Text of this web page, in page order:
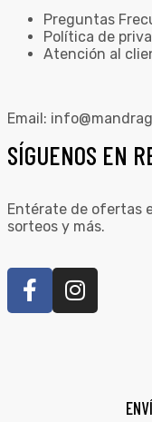
Preguntas
Política de
Atención al
Email:
SÍGUENOS EN
Entérate de ofertas
sorteos y más.